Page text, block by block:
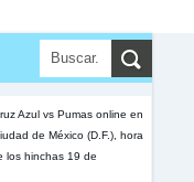
Azul vs Pumas online en
de México (D.F.), hora
los hinchas 19 de